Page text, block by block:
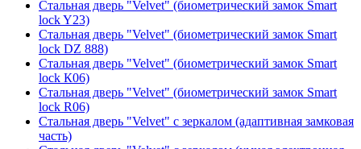
Стальная дверь "Velvet" (биометрический замок Smart
lock Y23)
Стальная дверь "Velvet" (биометрический замок Smart
lock DZ 888)
Стальная дверь "Velvet" (биометрический замок Smart
lock К06)
Стальная дверь "Velvet" (биометрический замок Smart
lock R06)
Стальная дверь "Velvet" с зеркалом (адаптивная замковая
часть)